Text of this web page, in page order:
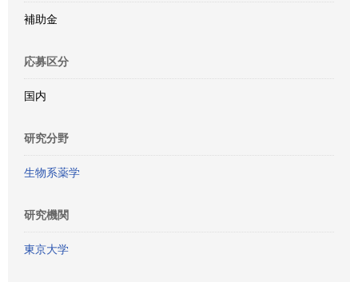
補助金
応募区分
国内
研究分野
生物系薬学
研究機関
東京大学